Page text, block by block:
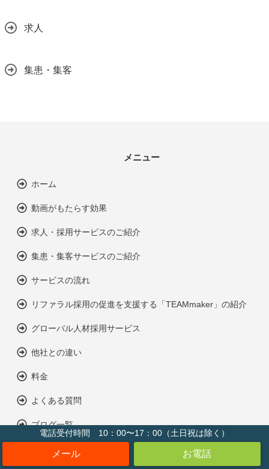
電話受付時間 10：00〜17：00（土日祝は除く）
求人
集患・集客
メニュー
ホーム
動画がもたらす効果
求人・採用サービスのご紹介
集患・集客サービスのご紹介
サービスの流れ
リファラル採用の促進を支援する「TEAMmaker」の紹介
グローバル人材採用サービス
他社との違い
料金
よくある質問
ブログ一覧
会社案内